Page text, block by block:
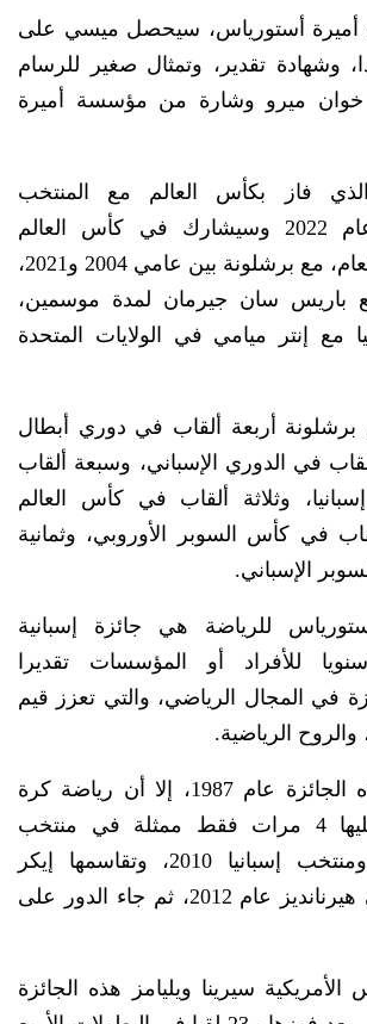
أميرة أستورياس، سيحصل ميسي على
وشهادة تقدير، وتمثال صغير للرسام
خوان ميرو وشارة من مؤسسة أميرة
فاز بكأس العالم مع المنتخب
الأرجنتيني في عام 2022 وسيشارك في كأس العالم
السادس له هذا العام، مع برشلونة بين عامي 2004 و2021،
باريس سان جيرمان لمدة موسمين،
مع إنتر ميامي في الولايات المتحدة
أربعة ألقاب في دوري أبطال
في الدوري الإسباني، وسبعة ألقاب
وثلاثة ألقاب في كأس العالم
في كأس السوبر الأوروبي، وثمانية
الإسباني.
للرياضة هي جائزة إسبانية
للأفراد أو المؤسسات تقديرا
في المجال الرياضي، والتي تعزز قيم
والروح الرياضية.
ورغم انطلاق هذه الجائزة عام 1987، إلا أن رياضة كرة
القدم حصلت عليها 4 مرات فقط ممثلة في منتخب
البرازيل 2002، ومنتخب إسبانيا 2010، وتقاسمها إيكر
كاسياس وتشافي هيرنانديز عام 2012، ثم جاء الدور على
الأمريكية سيرينا ويليامز هذه الجائزة